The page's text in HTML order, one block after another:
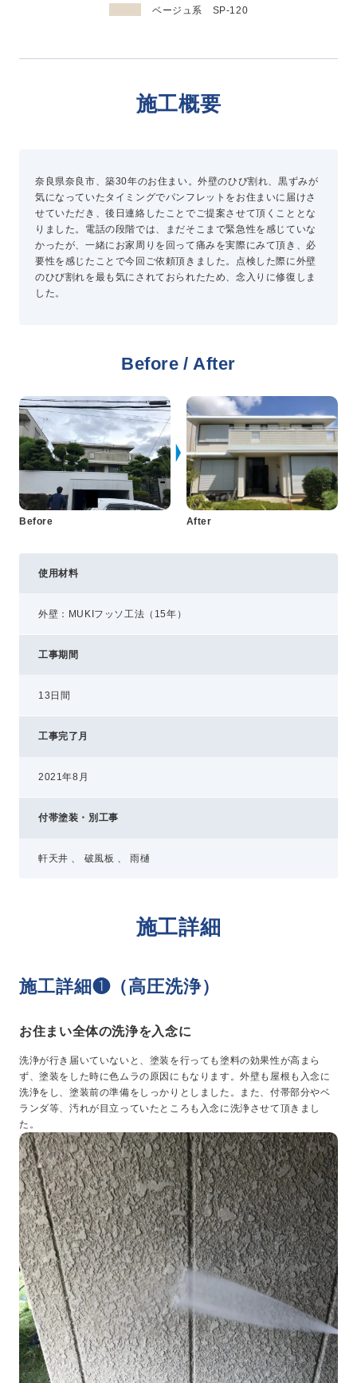
よくある質問
お問い合わせ
資料請求
簡単Web見積もり（無料）
現地診断見積もり（無料）
無料点検
施工パートナー募集
プライバシーポリシー
AIポリシー
特定商取引法に基づく表記
ベージュ系 SP-120
施工概要
奈良県奈良市、築30年のお住まい。外壁のひび割れ、黒ずみが
気になっていたタイミングでパンフレットをお住まいに届けさ
せていただき、後日連絡したことでご提案させて頂くこととな
りました。電話の段階では、まだそこまで緊急性を感じていな
かったが、一緒にお家周りを回って痛みを実際にみて頂き、必
要性を感じたことで今回ご依頼頂きました。点検した際に外壁
のひび割れを最も気にされておられたため、念入りに修復しま
した。
Before / After
Before After
使用材料
外壁：MUKIフッソ工法（15年）
工事期間
13日間
工事完了月
2021年8月
付帯塗装・別工事
軒天井 、 破風板 、 雨樋
施工詳細
施工詳細❶（高圧洗浄）
お住まい全体の洗浄を入念に
洗浄が行き届いていないと、塗装を行っても塗料の効果性が高まら
ず、塗装をした時に色ムラの原因にもなります。外壁も屋根も入念に
洗浄をし、塗装前の準備をしっかりとしました。また、付帯部分やベ
ランダ等、汚れが目立っていたところも入念に洗浄させて頂きまし
た。